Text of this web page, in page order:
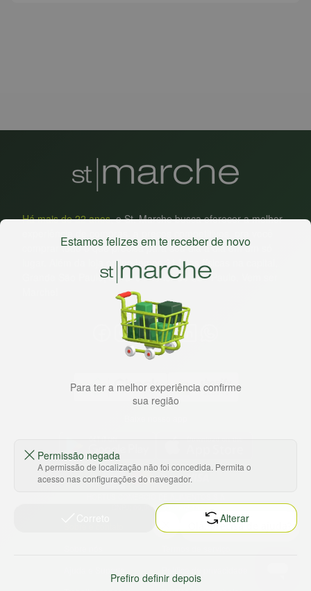
Há mais de 22 anos, o St. Marche busca oferecer a melhor
comprar tudo o que precisa para seu dia a dia em um só
lugar. Além da loja online temos 31 lojas físicas na capital,
Grande São Paulo, litoral e interior de São Paulo. Vem ser
CNPJ: 09.000.493/0002-15
Termos e políticas
Estamos felizes em te receber de novo
Para ter a melhor experiência confirme
sua região
Permissão negada
A permissão de localização não foi concedida. Permita o
acesso nas configurações do navegador.
Alterar
Prefiro definir depois